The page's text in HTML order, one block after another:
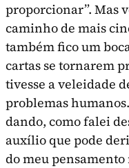
proporcionar”. Mas
caminho de mais
também fico um
cartas se tornarem
tivesse a veleidade
problemas
dando, como falei
auxílio que pode
do meu